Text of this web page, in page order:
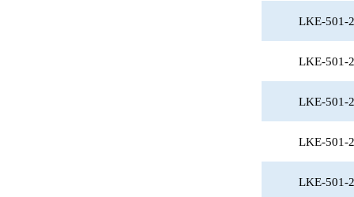
LKE-501-
LKE-501-
LKE-501-
LKE-501-
LKE-501-